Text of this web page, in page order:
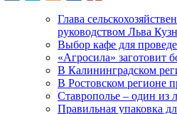
Глава
руководством Льва
Выбор кафе для
«Агросила» заготовит
В Калининградском
В Ростовском регионе
Ставрополье – один из
Правильная упаковка